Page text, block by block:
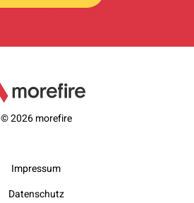
© 2026 morefire
Impressum
Datenschutz